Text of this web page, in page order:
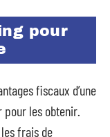
pour
fiscaux d’une
les obtenir.
les frais de